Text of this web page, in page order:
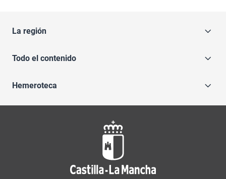
La región
Todo el contenido
Hemeroteca